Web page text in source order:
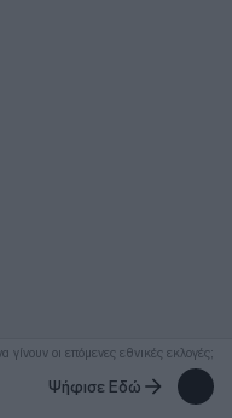
οι επόμενες εθνικές εκλογές;
Ψήφισε Εδώ